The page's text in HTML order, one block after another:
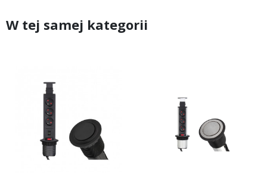
W tej samej kategorii